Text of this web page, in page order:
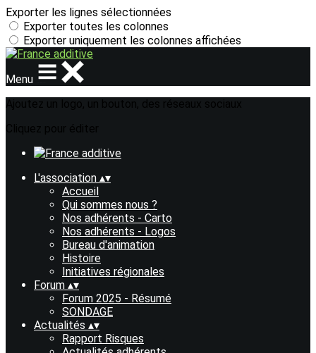
Exporter les lignes sélectionnées
Exporter toutes les colonnes
Exporter uniquement les colonnes affichées
Menu
L'association ▴▾
Accueil
Qui sommes nous ?
Nos adhérents - Carto
Nos adhérents - Logos
Bureau d'animation
Histoire
Initiatives régionales
Forum ▴▾
Forum 2025 - Résumé
SONDAGE
Actualités ▴▾
Rapport Risques